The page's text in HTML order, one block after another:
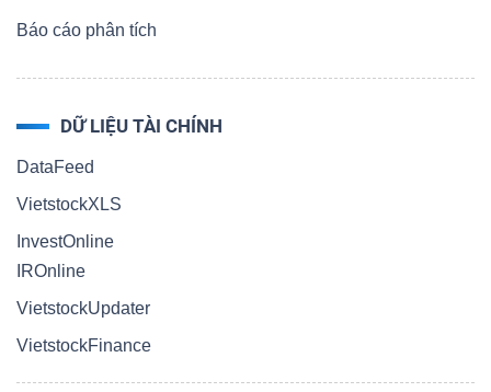
Báo cáo phân tích
DỮ LIỆU TÀI CHÍNH
DataFeed
VietstockXLS
InvestOnline
IROnline
VietstockUpdater
VietstockFinance